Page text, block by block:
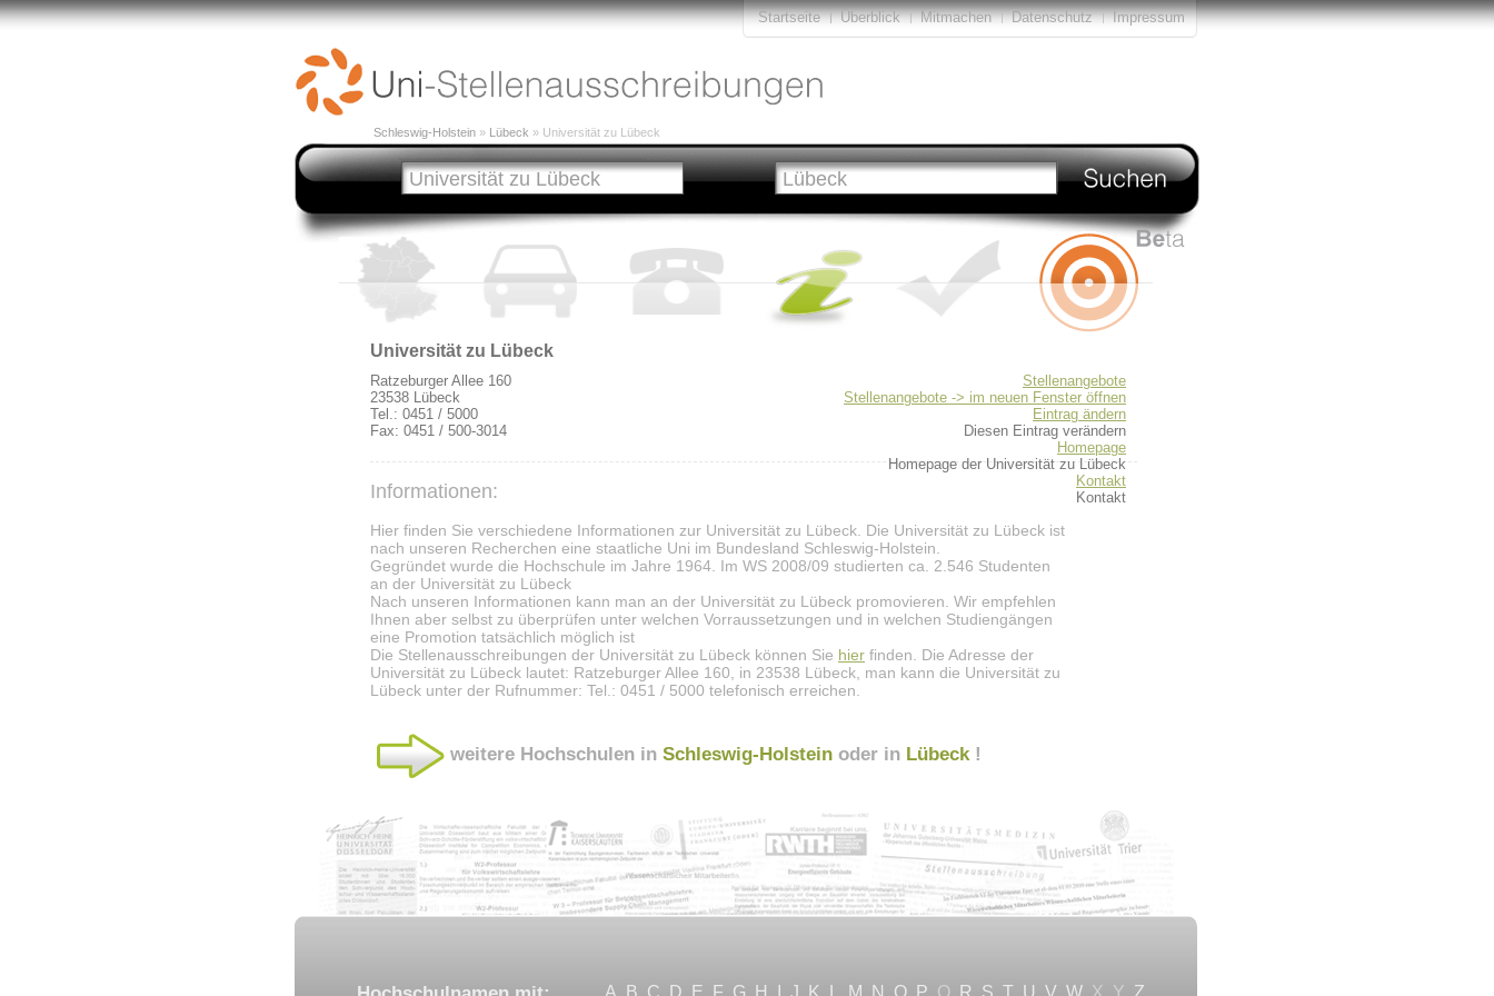
Startseite Überblick Mitmachen Datenschutz Impressum
Schleswig-Holstein » Lübeck » Universität zu Lübeck
Universität zu Lübeck
Stellenangebote
Stellenangebote -> im neuen Fenster öffnen
Eintrag ändern
Diesen Eintrag verändern
Homepage
Homepage der Universität zu Lübeck
Kontakt
Kontakt
Ratzeburger Allee 160
23538 Lübeck
Tel.: 0451 / 5000
Fax: 0451 / 500-3014
Informationen:
Hier finden Sie verschiedene Informationen zur Universität zu Lübeck. Die Universität zu Lübeck ist
nach unseren Recherchen eine staatliche Uni im Bundesland Schleswig-Holstein.
Gegründet wurde die Hochschule im Jahre 1964. Im WS 2008/09 studierten ca. 2.546 Studenten
an der Universität zu Lübeck
Nach unseren Informationen kann man an der Universität zu Lübeck promovieren. Wir empfehlen
Ihnen aber selbst zu überprüfen unter welchen Vorraussetzungen und in welchen Studiengängen
eine Promotion tatsächlich möglich ist
Die Stellenausschreibungen der Universität zu Lübeck können Sie hier finden. Die Adresse der
Universität zu Lübeck lautet: Ratzeburger Allee 160, in 23538 Lübeck, man kann die Universität zu
Lübeck unter der Rufnummer: Tel.: 0451 / 5000 telefonisch erreichen.
weitere Hochschulen in Schleswig-Holstein oder in Lübeck!
A B C D E F G H J K M N O P Q R S T U V W X Y Z